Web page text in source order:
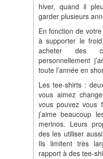
hiver, quand il
garder plusieurs
En fonction de
à supporter le
acheter des
personnellement
toute l’année en
Les tee-shirts :
vous aimez
vous pouvez vous
j’aime beaucoup
merinos. Leurs
des les utiliser
Ils limitent très
rapport à des tee-